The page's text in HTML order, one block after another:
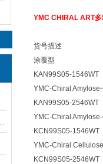
YMC CHIRAL ART
货号描述
涂覆型
KAN99S05-1546WT
YMC-Chiral
KAN99S05-2546WT
YMC-Chiral
KCN99S05-1546WT
YMC-Chiral
KCN99S05-2546WT